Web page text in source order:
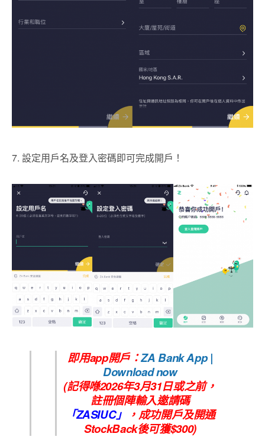
7. 設定用戶名及登入密碼即可完成開戶！
即用app開戶：ZA Bank App |
Download now
(記得喺2026年3月31日或之前，
註冊個陣輸入邀請碼
「ZASIUC」 ，成功開戶及開通
StockBack後可獲$300)